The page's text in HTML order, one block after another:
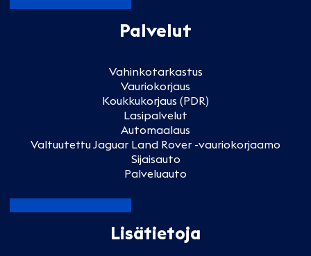
Palvelut
Vahinkotarkastus
Vauriokorjaus
Koukkukorjaus (PDR)
Lasipalvelut
Automaalaus
Valtuutettu Jaguar Land Rover -vauriokorjaamo
Sijaisauto
Palveluauto
Lisätietoja